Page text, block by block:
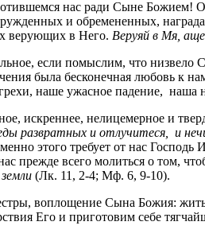
нас ради Сыне
и обремененных,
верующих в Него. Веруяй в Мя,
если помыслим, что
была бесконечная любовь к
наше ужасное падение, наша
искреннее, нелицемерное и
развратных и отлучитеся, и
этого требует от нас
всего молиться о том,
(Лк. 11, 2-4; Мф. 6, 9-10).
воплощение Сына Божия:
Его и приготовим себе